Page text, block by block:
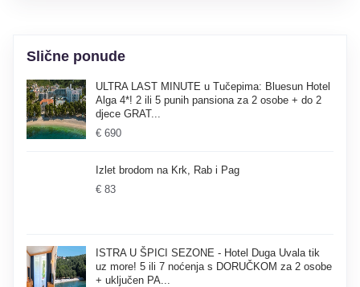
Slične ponude
ULTRA LAST MINUTE u Tučepima: Bluesun Hotel
Alga 4*! 2 ili 5 punih pansiona za 2 osobe + do 2
djece GRAT...
€ 690
Izlet brodom na Krk, Rab i Pag
€ 83
ISTRA U ŠPICI SEZONE - Hotel Duga Uvala tik
uz more! 5 ili 7 noćenja s DORUČKOM za 2 osobe
+ uključen PA...